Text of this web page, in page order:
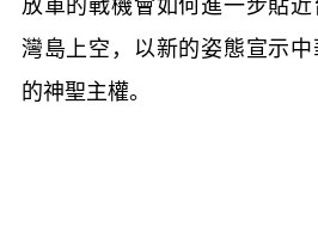
灣島上空，以新的姿態宣示
的神聖主權。